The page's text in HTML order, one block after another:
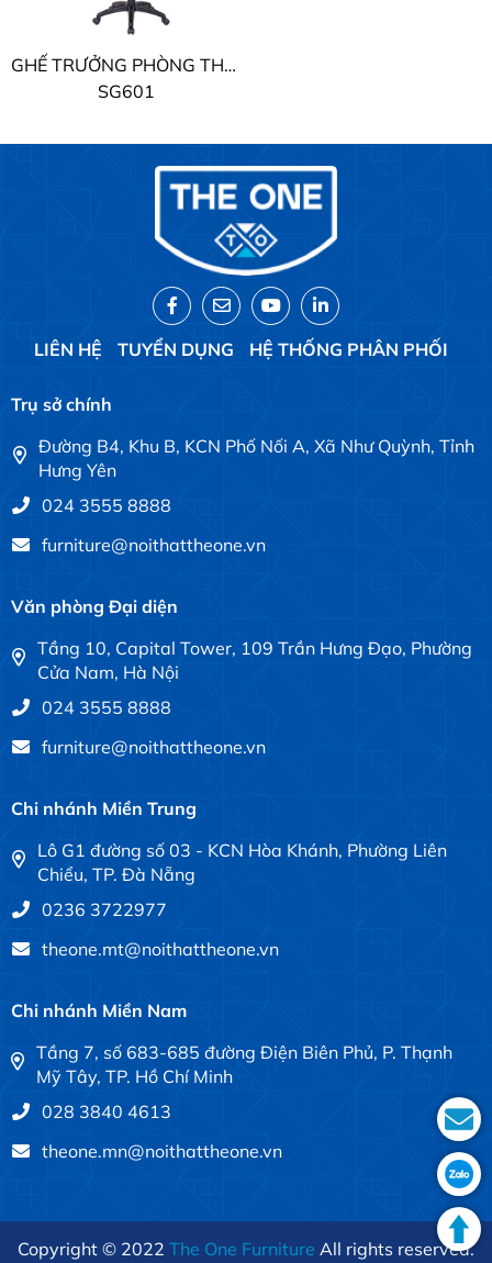
GHẾ TRƯỞNG PHÒNG THE ONE
SG601
LIÊN HỆ TUYỂN DỤNG HỆ THỐNG PHÂN PHỐI
Trụ sở chính
Đường B4, Khu B, KCN Phố Nối A, Xã Như Quỳnh, Tỉnh
Hưng Yên
024 3555 8888
furniture@noithattheone.vn
Văn phòng Đại diện
Tầng 10, Capital Tower, 109 Trần Hưng Đạo, Phường
Cửa Nam, Hà Nội
024 3555 8888
furniture@noithattheone.vn
Chi nhánh Miền Trung
Lô G1 đường số 03 - KCN Hòa Khánh, Phường Liên
Chiểu, TP. Đà Nẵng
0236 3722977
theone.mt@noithattheone.vn
Chi nhánh Miền Nam
Tầng 7, số 683-685 đường Điện Biên Phủ, P. Thạnh
Mỹ Tây, TP. Hồ Chí Minh
028 3840 4613
theone.mn@noithattheone.vn
Copyright © 2022 The One Furniture All rights reserved.